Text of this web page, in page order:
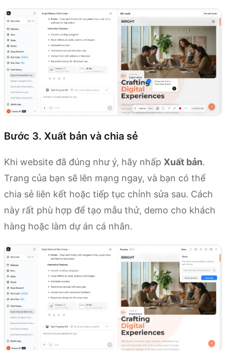
Bước 3. Xuất bản và chia sẻ
Khi website đã đúng như ý, hãy nhấp Xuất bản.
Trang của bạn sẽ lên mạng ngay, và bạn có thể
chia sẻ liên kết hoặc tiếp tục chỉnh sửa sau. Cách
này rất phù hợp để tạo mẫu thử, demo cho khách
hàng hoặc làm dự án cá nhân.